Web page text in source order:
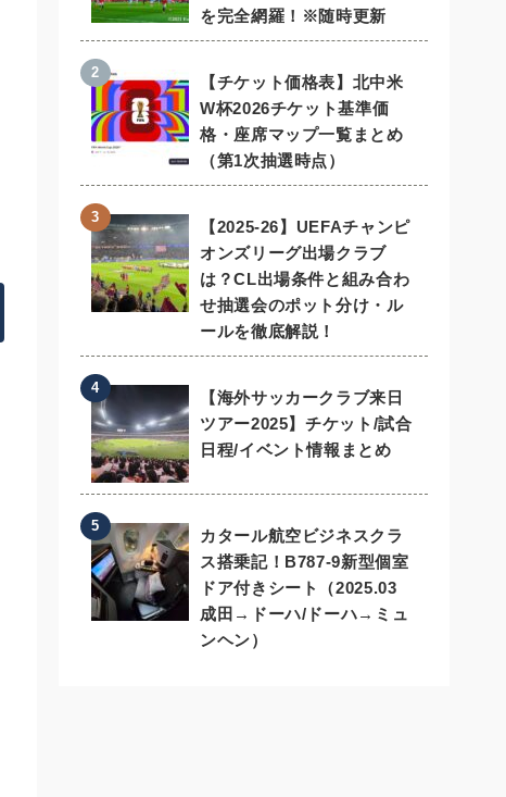
を完全網羅！※随時更新
【チケット価格表】北中米
W杯2026チケット基準価
格・座席マップ一覧まとめ
（第1次抽選時点）
【2025-26】UEFAチャンピ
オンズリーグ出場クラブ
は？CL出場条件と組み合わ
せ抽選会のポット分け・ル
ールを徹底解説！
【海外サッカークラブ来日
ツアー2025】チケット/試合
日程/イベント情報まとめ
カタール航空ビジネスクラ
ス搭乗記！B787-9新型個室
ドア付きシート（2025.03
成田→ドーハ/ドーハ→ミュ
ンヘン）